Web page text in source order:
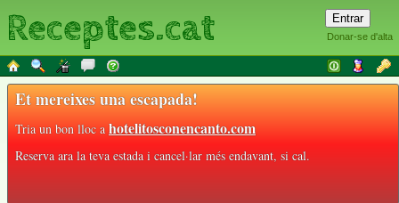
Donar-se d'alta
Receptes.cat
Et mereixes una escapada!
Tria un bon lloc ahotelitosconencanto.com
Reserva ara la teva estada i cancel·lar més endavant, si cal.